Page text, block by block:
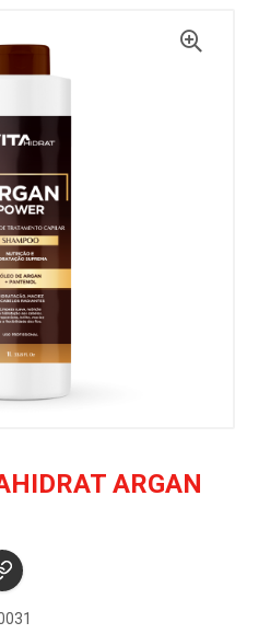
ARGAN